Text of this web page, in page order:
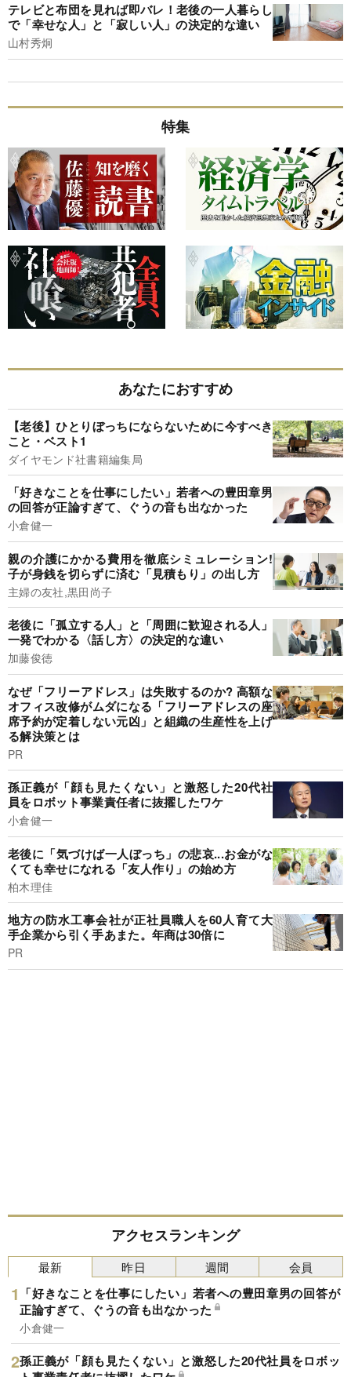
テレビと布団を見れば即バレ！老後の一人暮らし
で「幸せな人」と「寂しい人」の決定的な違い
山村秀炯
特集
あなたにおすすめ
【老後】ひとりぼっちにならないために今すべき
こと・ベスト1
ダイヤモンド社書籍編集局
「好きなことを仕事にしたい」若者への豊田章男
の回答が正論すぎて、ぐうの音も出なかった
小倉健一
親の介護にかかる費用を徹底シミュレーション!
子が身銭を切らずに済む「見積もり」の出し方
主婦の友社,黒田尚子
老後に「孤立する人」と「周囲に歓迎される人」
一発でわかる〈話し方〉の決定的な違い
加藤俊徳
なぜ「フリーアドレス」は失敗するのか? 高額な
オフィス改修がムダになる「フリーアドレスの座
席予約が定着しない元凶」と組織の生産性を上げ
る解決策とは
PR
孫正義が「顔も見たくない」と激怒した20代社
員をロボット事業責任者に抜擢したワケ
小倉健一
老後に「気づけば一人ぼっち」の悲哀...お金がな
くても幸せになれる「友人作り」の始め方
柏木理佳
地方の防水工事会社が正社員職人を60人育て大
手企業から引く手あまた。年商は30倍に
PR
アクセスランキング
最新
「好きなことを仕事にしたい」若者への豊田章男の回答が
正論すぎて、ぐうの音も出なかった
小倉健一
孫正義が「顔も見たくない」と激怒した20代社員をロボッ
昨日 週間 会員